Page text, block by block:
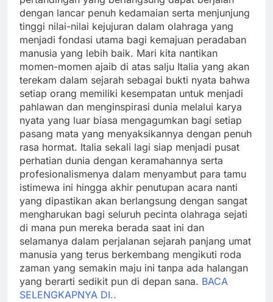
dengan lancar penuh kedamaian serta menjunjung
tinggi nilai-nilai kejujuran dalam olahraga yang
menjadi fondasi utama bagi kemajuan peradaban
manusia yang lebih baik. Mari kita nantikan
momen-momen ajaib di atas salju Italia yang akan
terekam dalam sejarah sebagai bukti nyata bahwa
setiap orang memiliki kesempatan untuk menjadi
pahlawan dan menginspirasi dunia melalui karya
nyata yang luar biasa mengagumkan bagi setiap
pasang mata yang menyaksikannya dengan penuh
rasa hormat. Italia sekali lagi siap menjadi pusat
perhatian dunia dengan keramahannya serta
profesionalismenya dalam menyambut para tamu
istimewa ini hingga akhir penutupan acara nanti
yang dipastikan akan berlangsung dengan sangat
mengharukan bagi seluruh pecinta olahraga sejati
di mana pun mereka berada saat ini dan
selamanya dalam perjalanan sejarah panjang umat
manusia yang terus berkembang mengikuti roda
zaman yang semakin maju ini tanpa ada halangan
yang berarti sedikit pun di depan sana. BACA
SELENGKAPNYA DI..